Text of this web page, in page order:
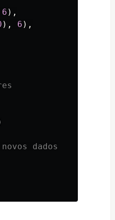
6 ),
), 6 ),